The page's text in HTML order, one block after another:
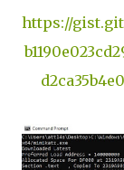
https://